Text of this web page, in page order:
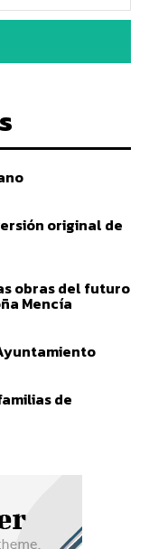
original de
obras del futuro
Mencía
de